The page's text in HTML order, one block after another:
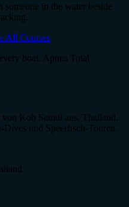
someone in the water beside
All Courses
boat. Apnea Total
Koh Samui aus, Thailand.
und Speerfisch-Touren.